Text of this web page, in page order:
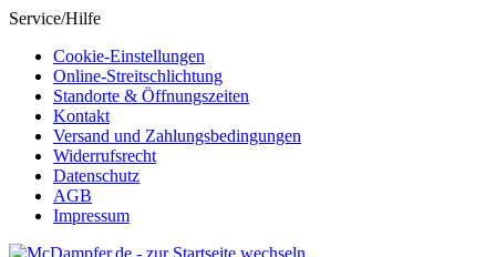
Service/Hilfe
Cookie-Einstellungen
Online-Streitschlichtung
Standorte & Öffnungszeiten
Kontakt
Versand und Zahlungsbedingungen
Widerrufsrecht
Datenschutz
AGB
Impressum